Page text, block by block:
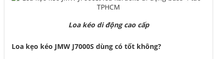
Loa kéo di động cao cấp
Loa kẹo kéo JMW J7000S dùng có tốt không?